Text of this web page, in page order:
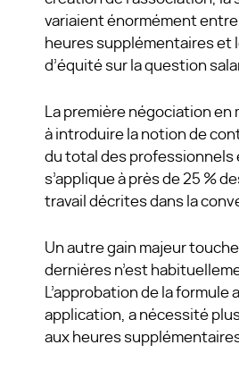
variaient énormément
heures supplémentaires et
d’équité sur la question
La première négociation en
à introduire la notion de
du total des professionnels
s’applique à près de 25 %
travail décrites dans la
Un autre gain majeur
dernières n’est
L’approbation de la
application, a nécessité
aux heures